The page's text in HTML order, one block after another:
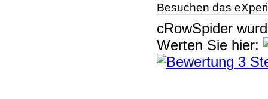
Besuchen das
cRowSpider
Werten Sie hier: